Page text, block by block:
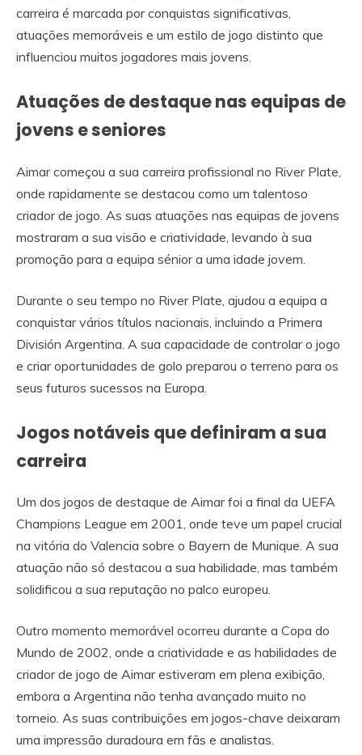
carreira é marcada por conquistas significativas,
atuações memoráveis e um estilo de jogo distinto que
influenciou muitos jogadores mais jovens.
Atuações de destaque nas equipas de
jovens e seniores
Aimar começou a sua carreira profissional no River Plate,
onde rapidamente se destacou como um talentoso
criador de jogo. As suas atuações nas equipas de jovens
mostraram a sua visão e criatividade, levando à sua
promoção para a equipa sénior a uma idade jovem.
Durante o seu tempo no River Plate, ajudou a equipa a
conquistar vários títulos nacionais, incluindo a Primera
División Argentina. A sua capacidade de controlar o jogo
e criar oportunidades de golo preparou o terreno para os
seus futuros sucessos na Europa.
Jogos notáveis que definiram a sua
carreira
Um dos jogos de destaque de Aimar foi a final da UEFA
Champions League em 2001, onde teve um papel crucial
na vitória do Valencia sobre o Bayern de Munique. A sua
atuação não só destacou a sua habilidade, mas também
solidificou a sua reputação no palco europeu.
Outro momento memorável ocorreu durante a Copa do
Mundo de 2002, onde a criatividade e as habilidades de
criador de jogo de Aimar estiveram em plena exibição,
embora a Argentina não tenha avançado muito no
torneio. As suas contribuições em jogos-chave deixaram
uma impressão duradoura em fãs e analistas.